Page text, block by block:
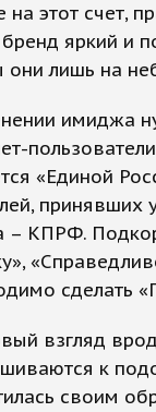
на этот счет,
яркий и
они лишь на
имиджа
«Единой
принявших
– КПРФ.
сделать
взгляд
к
своим